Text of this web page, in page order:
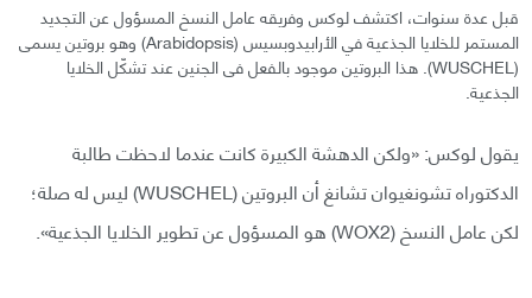
قبل عدة سنوات، اكتشف لوكس وفريقه عامل النسخ المسؤول عن التجديد
المستمر للخلايا الجذعية في الأرابيدوبسيس (Arabidopsis) وهو بروتين يسمى
(WUSCHEL). هذا البروتين موجود بالفعل فى الجنين عند تشكّل الخلايا
الجذعية.
يقول لوكس: «ولكن الدهشة الكبيرة كانت عندما لاحظت طالبة
الدكتوراه تشونغيوان تشانغ أن البروتين (WUSCHEL) ليس له صلة؛
لكن عامل النسخ (WOX2) هو المسؤول عن تطوير الخلايا الجذعية».